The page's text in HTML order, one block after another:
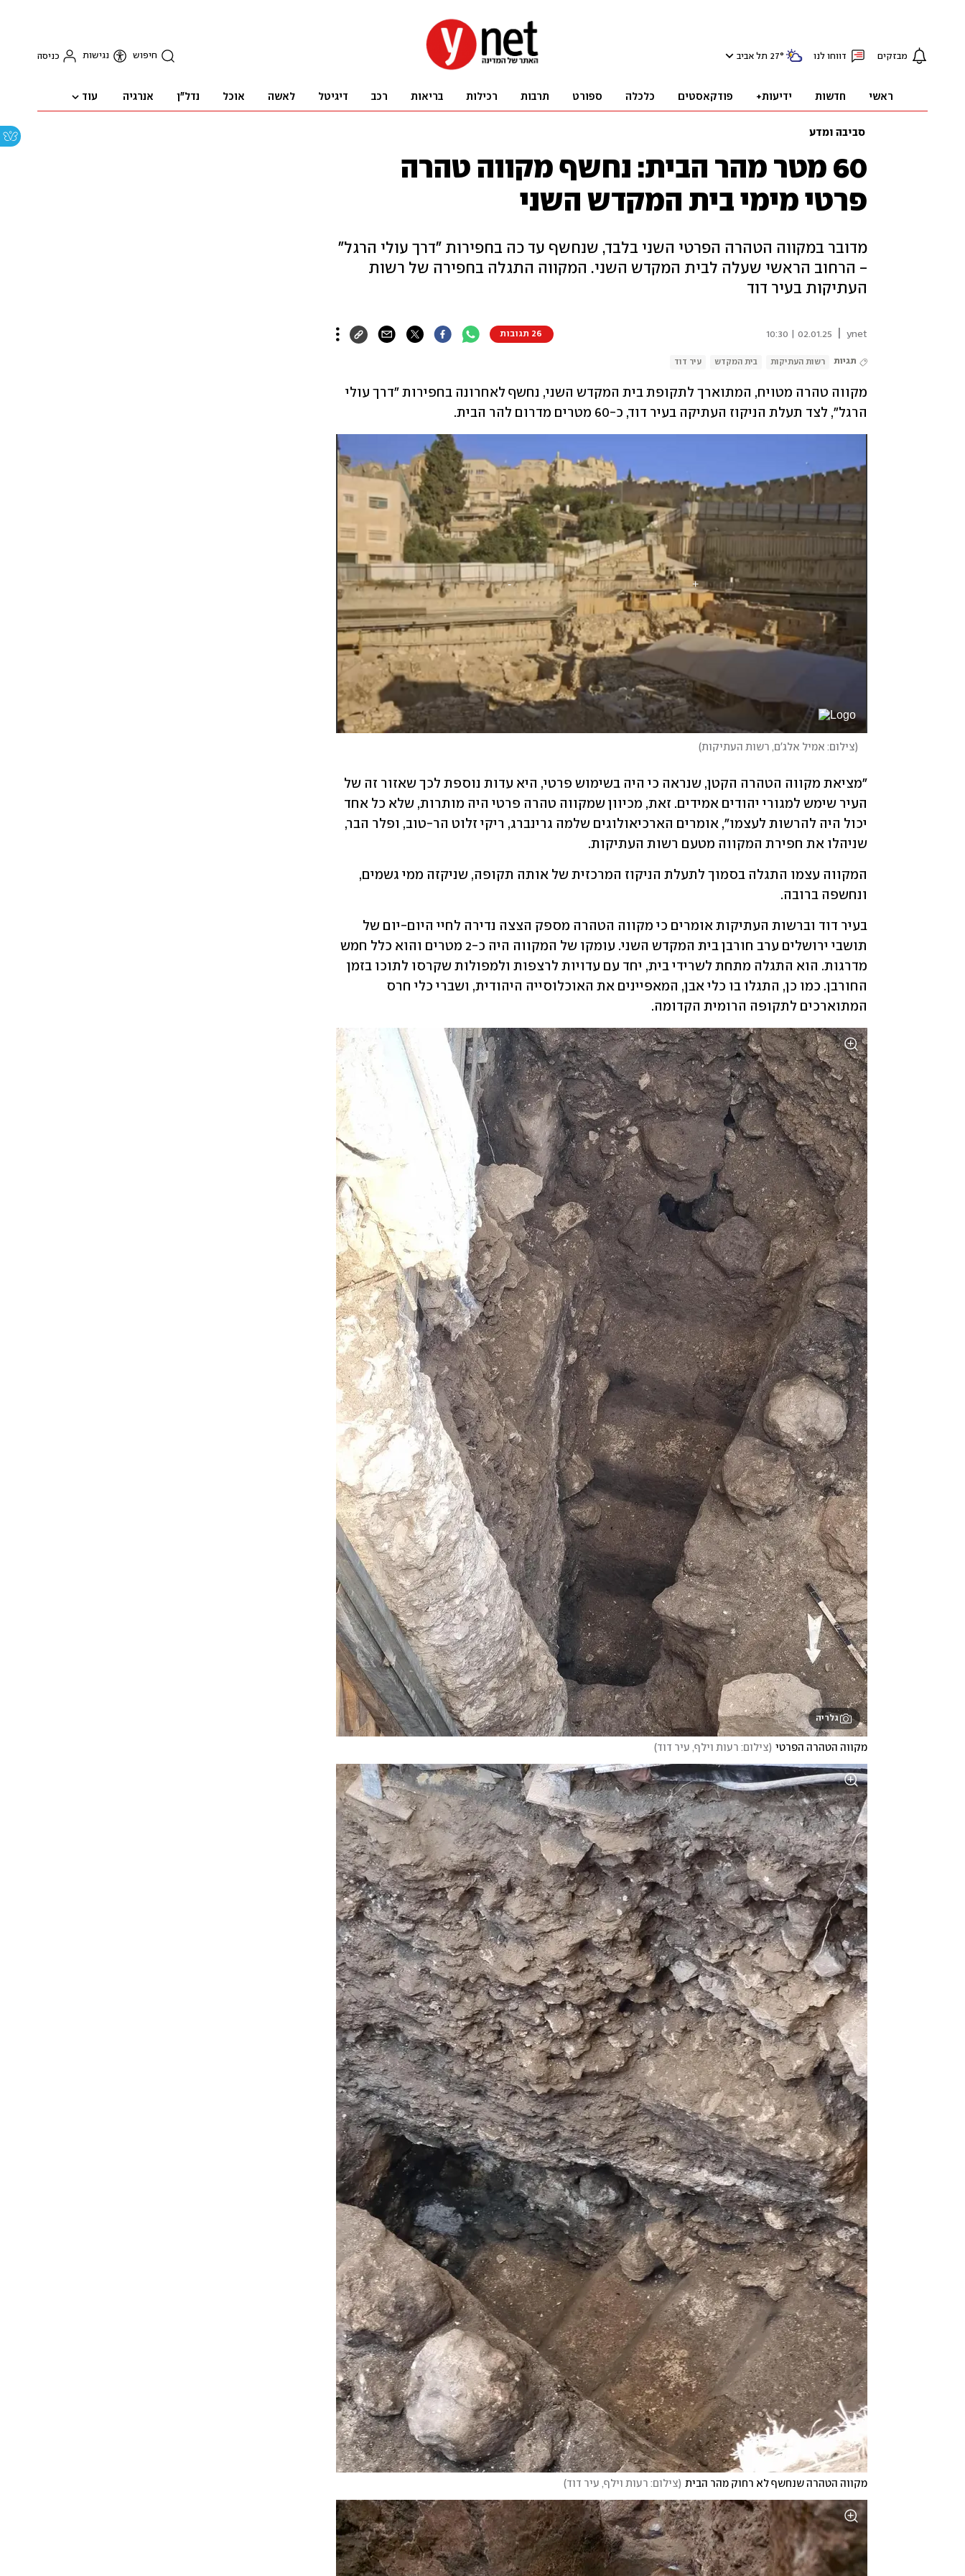
מבזקים דווחו לנו 27° תל אביב חיפוש נגישות כניסה
ראשי חדשות ידיעות+ פודקאסטים כלכלה ספורט תרבות רכילות בריאות רכב דיגיטל לאשה אוכל נדל"ן אנרגיה עוד
סביבה ומדע
60 מטר מהר הבית: נחשף מקווה טהרה
פרטי מימי בית המקדש השני
מדובר במקווה הטהרה הפרטי השני בלבד, שנחשף עד כה בחפירות "דרך עולי הרגל"
- הרחוב הראשי שעלה לבית המקדש השני. המקווה התגלה בחפירה של רשות
העתיקות בעיר דוד
ynet
02.01.25 | 10:30 26 תגובות
תגיות רשות העתיקות בית המקדש עיר דוד
הרגל", לצד תעלת הניקוז העתיקה בעיר דוד, כ-60 מטרים מדרום להר הבית.
(צילום: אמיל אלג'ם, רשות העתיקות)
שניהלו את חפירת המקווה מטעם רשות העתיקות.
ונחשפה ברובה.
המתוארכים לתקופה הרומית הקדומה.
גלריה
מקווה הטהרה הפרטי (צילום: רעות וילף, עיר דוד)
מקווה הטהרה שנחשף לא רחוק מהר הבית (צילום: רעות וילף, עיר דוד)